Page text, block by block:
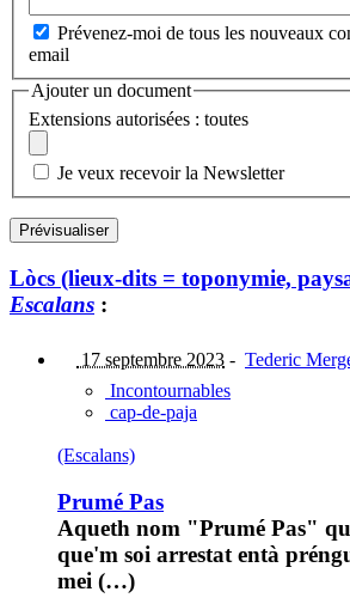
Prévenez-moi de tous les nouveaux
email
Ajouter un document
Extensions autorisées : toutes
Je veux recevoir la Newsletter
Lòcs (lieux-dits = toponymie,
Escalans :
17 septembre 2023 - Tederic
Incontournables
cap-de-paja
(Escalans)
Prumé Pas
Aqueth nom "Prumé Pas"
que'm soi arrestat entà
mei (…)